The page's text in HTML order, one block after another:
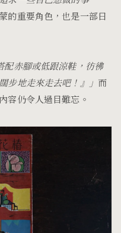
的重要角色，也是一部日
赤腳或低跟涼鞋，彷彿
步地走來走去吧！』」 而
容仍令人過目難忘。